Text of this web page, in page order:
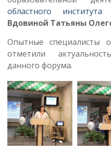
областного
Вдовиной Татьяны
Опытные специалисты
отметили
данного форума.